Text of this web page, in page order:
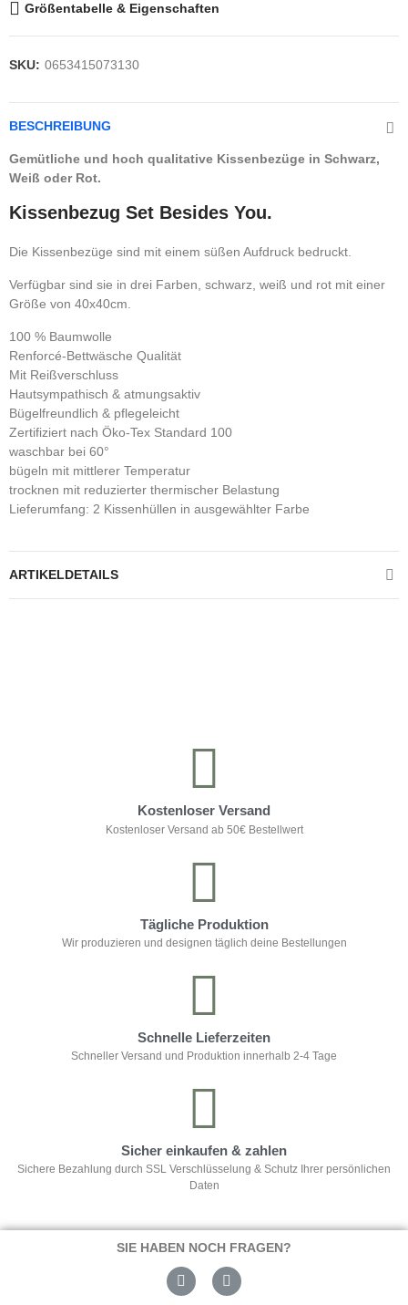
Größentabelle & Eigenschaften
SKU: 0653415073130
BESCHREIBUNG
Gemütliche und hoch qualitative Kissenbezüge in Schwarz,
Weiß oder Rot.
Kissenbezug Set Besides You.
Die Kissenbezüge sind mit einem süßen Aufdruck bedruckt.
Verfügbar sind sie in drei Farben, schwarz, weiß und rot mit einer
Größe von 40x40cm.
100 % Baumwolle
Renforcé-Bettwäsche Qualität
Mit Reißverschluss
Hautsympathisch & atmungsaktiv
Bügelfreundlich & pflegeleicht
Zertifiziert nach Öko-Tex Standard 100
waschbar bei 60°
bügeln mit mittlerer Temperatur
trocknen mit reduzierter thermischer Belastung
Lieferumfang: 2 Kissenhüllen in ausgewählter Farbe
ARTIKELDETAILS
Kostenloser Versand
Kostenloser Versand ab 50€ Bestellwert
Tägliche Produktion
Wir produzieren und designen täglich deine Bestellungen
Schnelle Lieferzeiten
Schneller Versand und Produktion innerhalb 2-4 Tage
Sicher einkaufen & zahlen
Sichere Bezahlung durch SSL Verschlüsselung & Schutz Ihrer persönlichen
Daten
SIE HABEN NOCH FRAGEN?